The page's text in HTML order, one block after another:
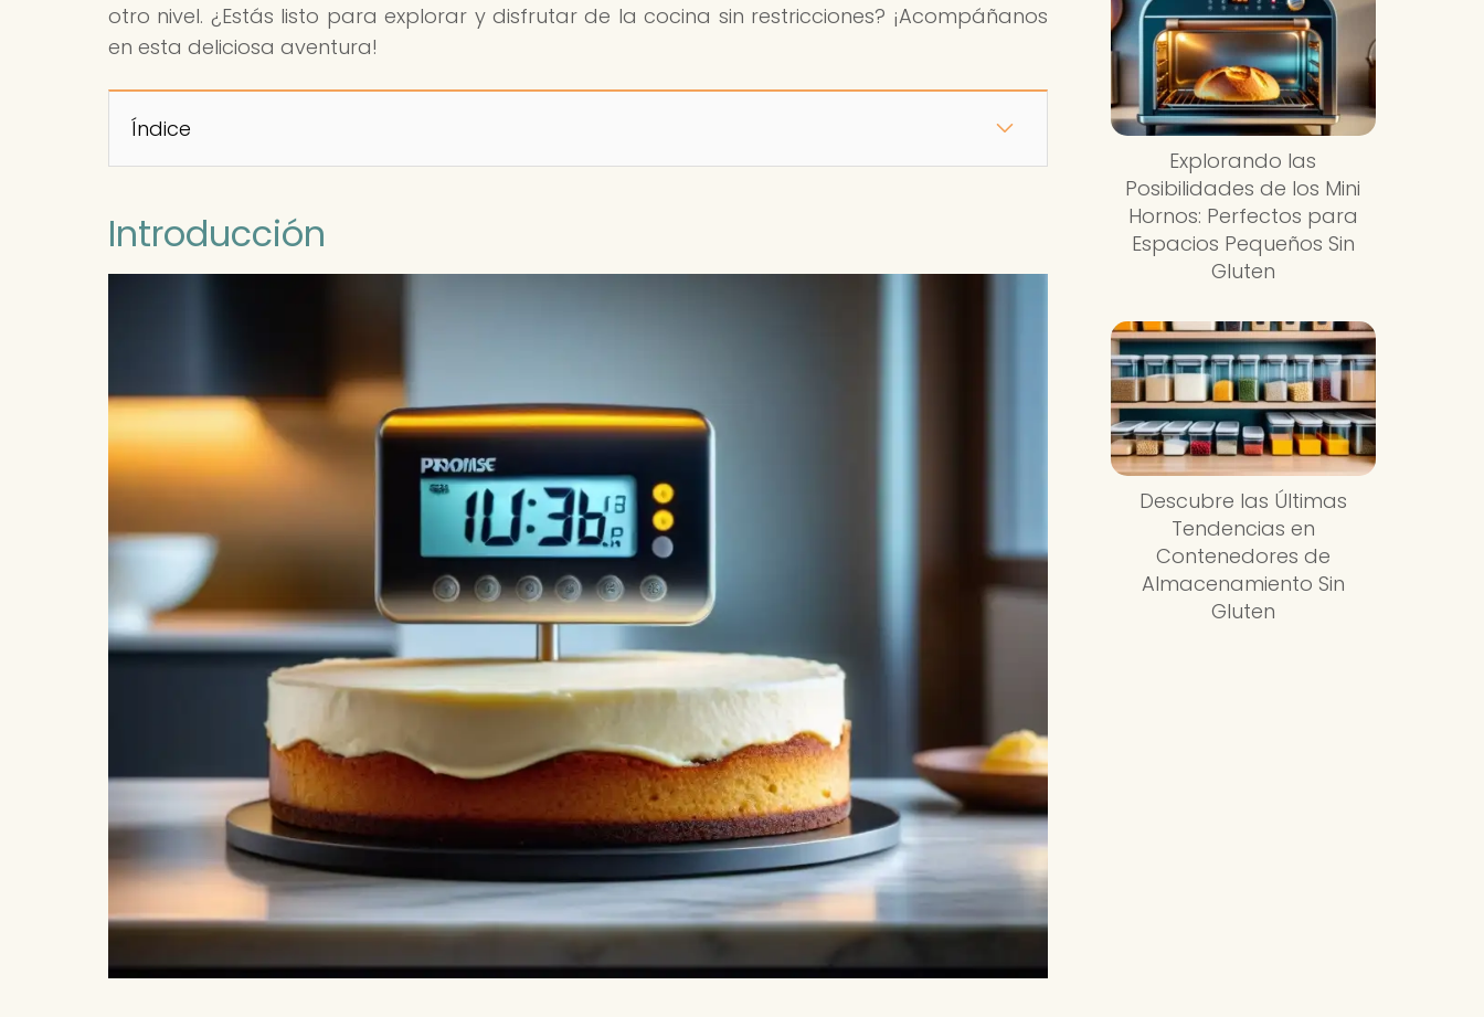
otro nivel. ¿Estás listo para explorar y disfrutar de la cocina sin restricciones? ¡Acompáñanos
en esta deliciosa aventura!
Índice
Introducción
Explorando las
Posibilidades de los Mini
Hornos: Perfectos para
Espacios Pequeños Sin
Gluten
Descubre las Últimas
Tendencias en
Contenedores de
Almacenamiento Sin
Gluten